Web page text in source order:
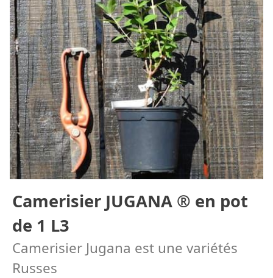
Camerisier JUGANA ® en pot
de 1 L3
Camerisier Jugana est une variétés
Russes